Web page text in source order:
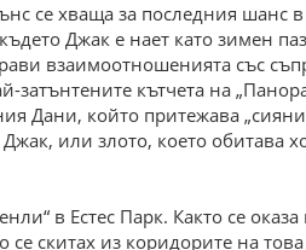
се хваща за последния шанс
Джак е нает като зимен
взаимоотношенията със
кътчета на
Дани, който притежава
или злото, което обитава
в Естес Парк. Както се оказа
скитах из коридорите на